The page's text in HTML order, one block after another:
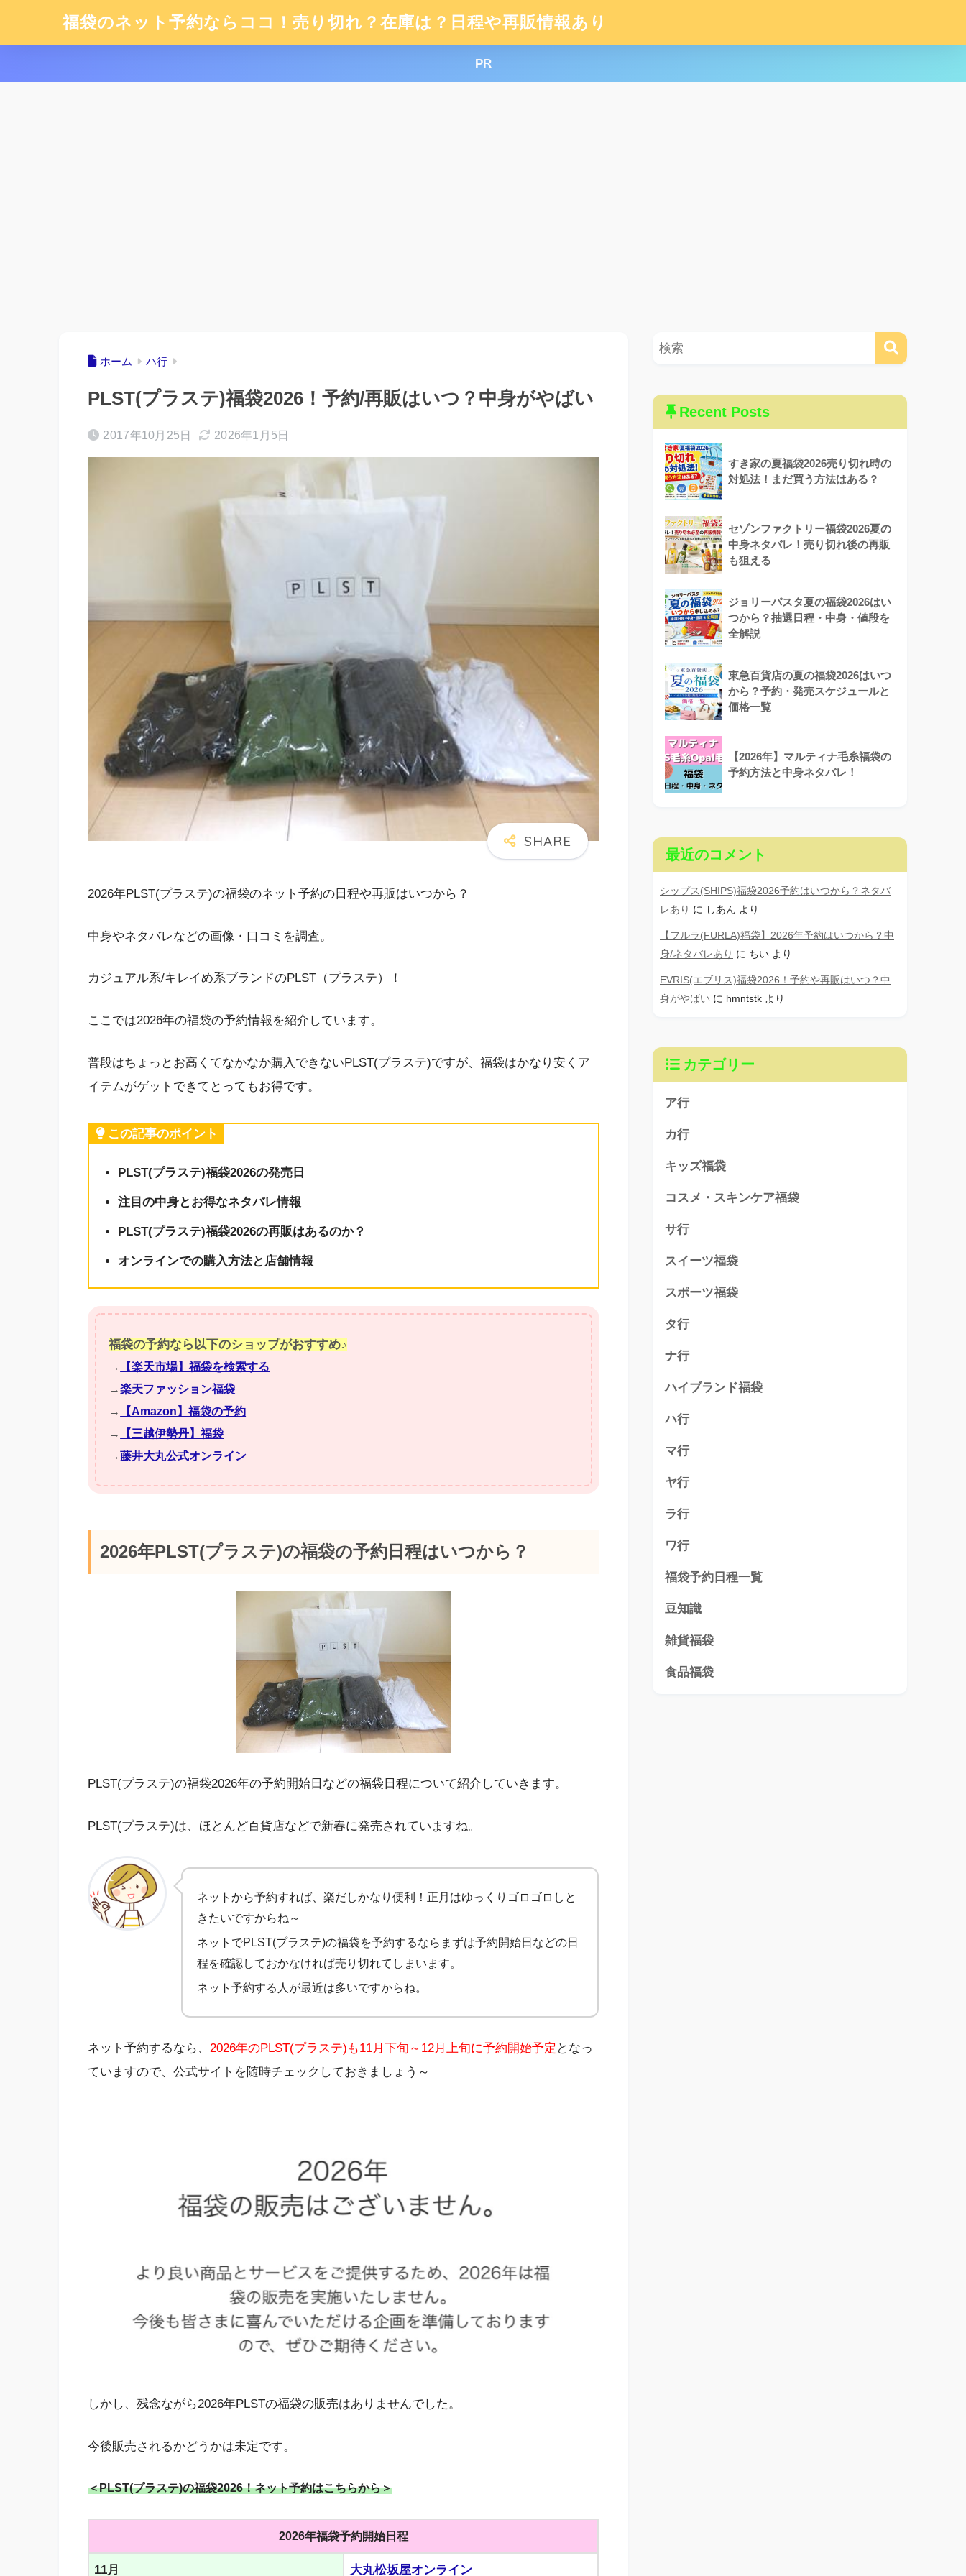
福袋のネット予約ならココ！売り切れ？在庫は？日程や再販情報あり
PR
ホーム ハ行
PLST(プラステ)福袋2026！予約/再販はいつ？中身がやばい
2017年10月25日 2026年1月5日
2026年PLST(プラステ)の福袋のネット予約の日程や再販はいつから？
中身やネタバレなどの画像・口コミを調査。
カジュアル系/キレイめ系ブランドのPLST（プラステ）！
ここでは2026年の福袋の予約情報を紹介しています。
普段はちょっとお高くてなかなか購入できないPLST(プラステ)ですが、福袋はかなり安くア
イテムがゲットできてとってもお得です。
この記事のポイント
PLST(プラステ)福袋2026の発売日
注目の中身とお得なネタバレ情報
PLST(プラステ)福袋2026の再販はあるのか？
オンラインでの購入方法と店舗情報
福袋の予約なら以下のショップがおすすめ♪
→
【楽天市場】福袋を検索する
→楽天ファッション福袋
→
【Amazon】福袋の予約
→
【三越伊勢丹】福袋
→藤井大丸公式オンライン
2026年PLST(プラステ)の福袋の予約日程はいつから？
PLST(プラステ)の福袋2026年の予約開始日などの福袋日程について紹介していきます。
PLST(プラステ)は、ほとんど百貨店などで新春に発売されていますね。
ネットから予約すれば、楽だしかなり便利！正月はゆっくりゴロゴロしと
きたいですからね～
ネットでPLST(プラステ)の福袋を予約するならまずは予約開始日などの日
程を確認しておかなければ売り切れてしまいます。
ネット予約する人が最近は多いですからね。
ネット予約するなら、 2026年のPLST(プラステ)も11月下旬～12月上旬に予約開始予定 となっ
ていますので、公式サイトを随時チェックしておきましょう～
しかし、残念ながら2026年PLSTの福袋の販売はありませんでした。
今後販売されるかどうかは未定です。
＜PLST(プラステ)の福袋2026！ネット予約はこちらから＞
2026年福袋予約開始日程
11月 大丸松坂屋オンライン
Recent Posts
すき家の夏福袋2026売り切れ時の
対処法！まだ買う方法はある？
セゾンファクトリー福袋2026夏の
中身ネタバレ！売り切れ後の再販
も狙える
ジョリーパスタ夏の福袋2026はい
つから？抽選日程・中身・値段を
全解説
東急百貨店の夏の福袋2026はいつ
から？予約・発売スケジュールと
価格一覧
【2026年】マルティナ毛糸福袋の
予約方法と中身ネタバレ！
最近のコメント
シップス(SHIPS)福袋2026予約はいつから？ネタバ
レあり に しあん より
【フルラ(FURLA)福袋】2026年予約はいつから？中
身/ネタバレあり に ちい より
EVRIS(エブリス)福袋2026！予約や再販はいつ？中
身がやばい に hmntstk より
カテゴリー
ア行
カ行
キッズ福袋
コスメ・スキンケア福袋
サ行
スイーツ福袋
スポーツ福袋
タ行
ナ行
ハイブランド福袋
ハ行
マ行
ヤ行
ラ行
ワ行
福袋予約日程一覧
豆知識
雑貨福袋
食品福袋